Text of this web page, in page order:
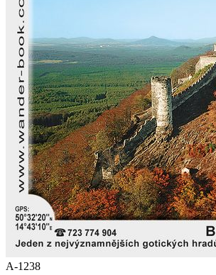
A-1238